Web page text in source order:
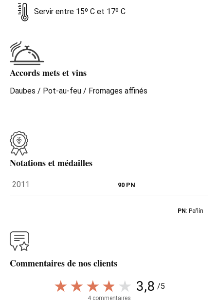
Servir entre 15º C et 17º C
Accords mets et vins
Daubes / Pot-au-feu / Fromages affinés
Notations et médailles
2011 90 PN
PN: Peñín
Commentaires de nos clients
3,8 /5
4 commentaires